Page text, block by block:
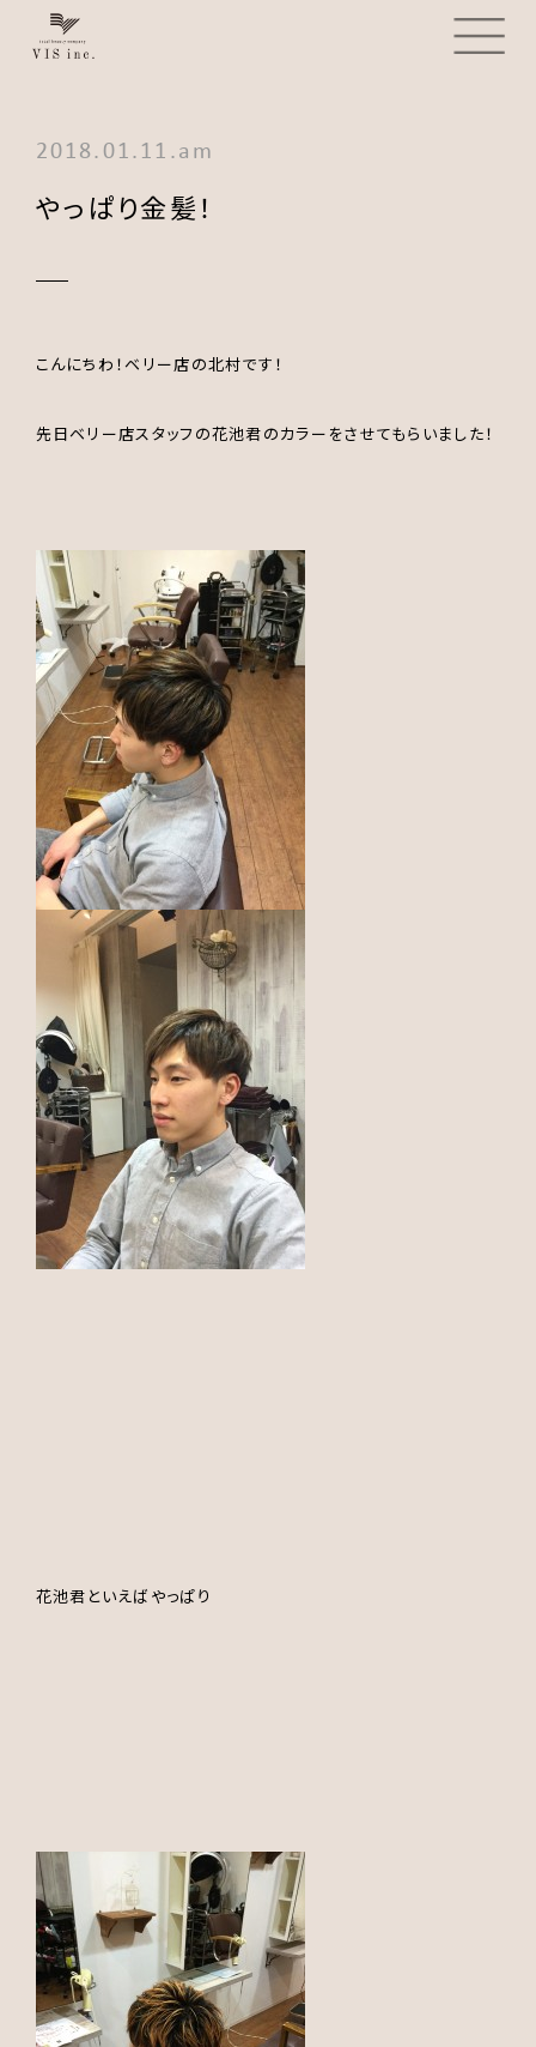
2018.01.11.am
やっぱり金髪！
こんにちわ！ベリー店の北村です！
先日ベリー店スタッフの花池君のカラーをさせてもらいました！
花池君といえばやっぱり